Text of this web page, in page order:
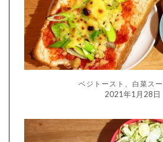
ベジトースト、白菜ス
2021年1月28日